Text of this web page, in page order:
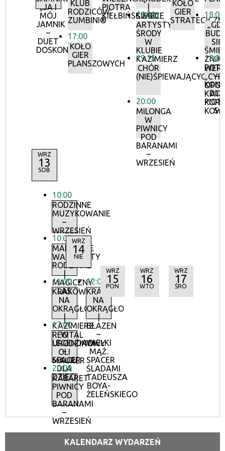
„JA I
MÓJ
JAMNIK
–
DUET
DOSKONAŁY”
KLUB
RODZICÓW:
ZUMBINI®
17:00
KOŁO
GIER
PLANSZOWYCH
PIOTRA
KIEŁBIŃSKIEGO
|
ŚWIECE
18:00
ARTYSTYCZNE
ŚRODY
W
KLUBIE
KAZIMIERZ
19:15
CHÓR
(NIE)ŚPIEWAJĄCYCH
20:00
MILONGA
W
PIWNICY
POD
BARANAMI
–
WRZESIEŃ
KOŁO
GIER
18:00
SIĘ
–
DLA
S.
18:00
WRZ
13
SOB
10:00
RODZINNE
MUZYKOWANIE
–
WRZESIEŃ
10:00
MALWOWE
WARSZTATY
RODZINNE
|
MAGICZNY
LAS
11:00
KRAKÓW
NA
OKRĄGŁO
|
KAZIMIERZ
W
LEGENDACH
–
SPACER
DLA
DZIECI
17:00
RECITAL
URODZINOWY
OLI
MAURER
20:00
KABARET
PIWNICY
POD
BARANAMI
–
WRZESIEŃ
WRZ
14
NIE
12:00
KRAKÓW
NA
OKRĄGŁO
|
BŁAZEN
–
WIELKI
MĄŻ.
SPACER
ŚLADAMI
TADEUSZA
BOYA-
ŻELEŃSKIEGO
WRZ
15
PON
WRZ
16
WTO
WRZ
17
ŚRO
KALENDARZ WYDARZEŃ